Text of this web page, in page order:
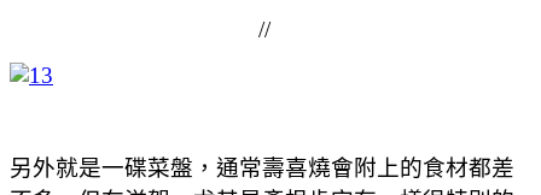
//
另外就是一碟菜盤，通常壽喜燒會附上的食材都差